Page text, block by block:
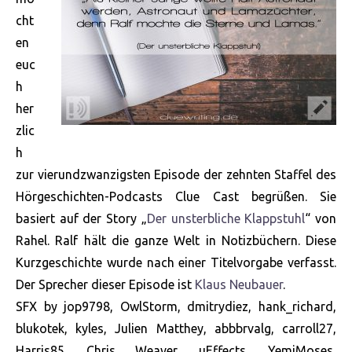
cht
en
euc
h
her
zlic
h
zur vierundzwanzigsten Episode der zehnten Staffel des
Hörgeschichten-Podcasts Clue Cast begrüßen. Sie
basiert auf der Story „Der unsterbliche Klappstuhl“ von
Rahel. Ralf hält die ganze Welt in Notizbüchern. Diese
Kurzgeschichte wurde nach einer Titelvorgabe verfasst.
Der Sprecher dieser Episode ist Klaus Neubauer.
SFX by jop9798, OwlStorm, dmitrydiez, hank_richard,
blukotek, kyles, Julien Matthey, abbbrvalg, carroll27,